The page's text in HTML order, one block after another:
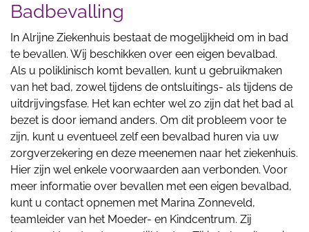
Badbevalling
In Alrijne Ziekenhuis bestaat de mogelijkheid om in bad
te bevallen. Wij beschikken over een eigen bevalbad.
Als u poliklinisch komt bevallen, kunt u gebruikmaken
van het bad, zowel tijdens de ontsluitings- als tijdens de
uitdrijvingsfase. Het kan echter wel zo zijn dat het bad al
bezet is door iemand anders. Om dit probleem voor te
zijn, kunt u eventueel zelf een bevalbad huren via uw
zorgverzekering en deze meenemen naar het ziekenhuis.
Hier zijn wel enkele voorwaarden aan verbonden. Voor
meer informatie over bevallen met een eigen bevalbad,
kunt u contact opnemen met Marina Zonneveld,
teamleider van het Moeder- en Kindcentrum. Zij